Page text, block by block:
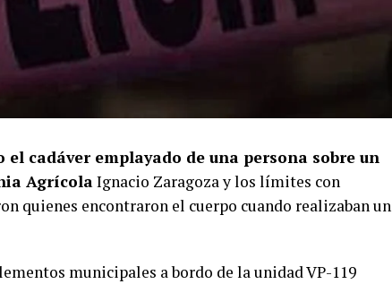
el cadáver emplayado de una persona sobre un
AgrícolaIgnacio Zaragoza y los límites con
quienes encontraron el cuerpo cuando realizaban un
municipales a bordo de la unidad VP-119